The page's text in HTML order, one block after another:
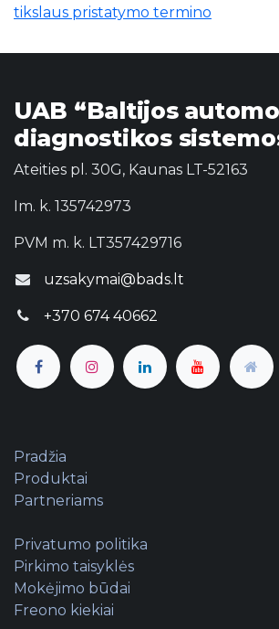
tikslaus pristatymo termino
UAB “Baltijos
diagnostikos
Ateities pl. 30G, Kaunas LT-52163
Im. k. 135742973
PVM m. k. LT357429716
uzsakymai@bads.lt
+370 674 40662
Pradžia
Produktai
Partneriams
Privatumo politika
Pirkimo taisyklės
Mokėjimo būdai
Freono kiekiai